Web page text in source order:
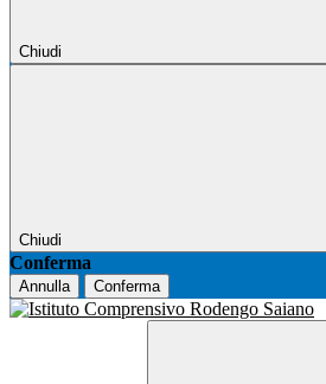
Chiudi
Chiudi
Conferma
Annulla Conferma